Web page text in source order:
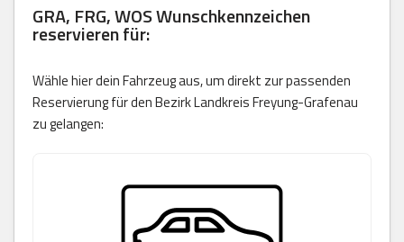
GRA, FRG, WOS Wunschkennzeichen
reservieren für:
Wähle hier dein Fahrzeug aus, um direkt zur passenden
Reservierung für den Bezirk Landkreis Freyung-Grafenau
zu gelangen: